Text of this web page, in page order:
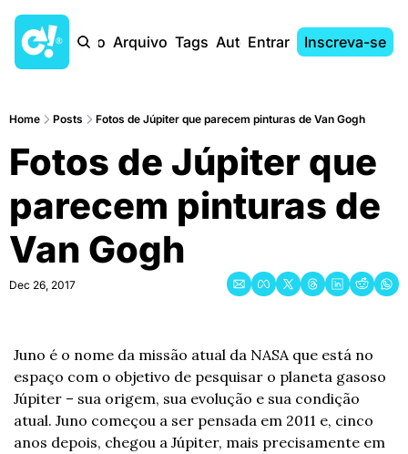
Início Arquivo Tags AutoresEntrar Inscreva-se
Home Posts Fotos de Júpiter que parecem pinturas de Van Gogh
Fotos de Júpiter que
parecem pinturas de
Van Gogh
Dec 26, 2017
Juno é o nome da missão atual da NASA que está no
espaço com o objetivo de pesquisar o planeta gasoso
Júpiter – sua origem, sua evolução e sua condição
atual. Juno começou a ser pensada em 2011 e, cinco
anos depois, chegou a Júpiter, mais precisamente em